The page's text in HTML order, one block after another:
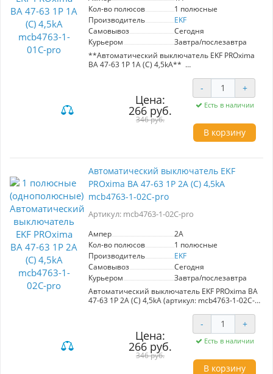
Кол-во полюсов
1 полюсные
Производитель
EKF
Самовывоз
Сегодня
Курьером
Завтра/послезавтра
**Автоматический выключатель EKF PROxima
ВА 47-63 1P 1А (С) 4,5kA**
**Основные характеристики:**
- Номинальный ток: 1A
- Максимальный отключающий ток: 4,5kA
- Однополюсное исполнение
коротких замыканий
- Надежное управление электрическими
цепями в административных, промышленных
и жилых зданиях
- Высокая степень надежности и
долговечности от производителя EKF
Цена:
266 руб.
346 руб.
- +
Есть в наличии
В корзину
Автоматический выключатель EKF
PROxima ВА 47-63 1P 2А (С) 4,5kA
mcb4763-1-02C-pro
Артикул: mcb4763-1-02C-pro
Ампер
2A
Кол-во полюсов
1 полюсные
Производитель
EKF
Самовывоз
Сегодня
Курьером
Завтра/послезавтра
Автоматический выключатель EKF PROxima ВА
47-63 1P 2А (С) 4,5kA (артикул: mcb4763-1-02C-
электрических цепей от перегрузок и
короткого замыкания. С номинальным током
2А, данный выключатель идеально подходит
для использования в административных,
промышленных и жилых зданиях.
Цена:
266 руб.
346 руб.
- +
Есть в наличии
В корзину